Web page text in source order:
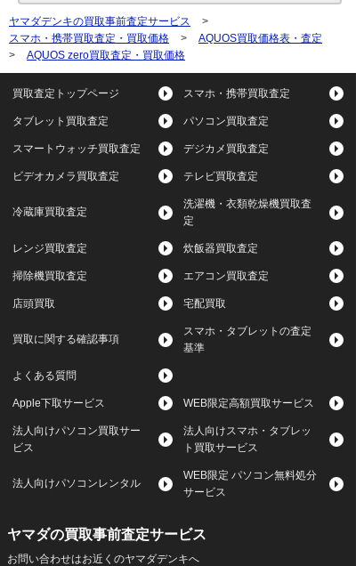
ヤマダデンキの買取事前査定サービス
>
スマホ・携帯買取査定・買取価格
>
AQUOS買取価格表・査定
>
AQUOS zero買取査定・買取価格
買取査定トップページ スマホ・携帯買取査定
タブレット買取査定 パソコン買取査定
スマートウォッチ買取査定 デジカメ買取査定
ビデオカメラ買取査定 テレビ買取査定
冷蔵庫買取査定
洗濯機・衣類乾燥機買取査
定
レンジ買取査定 炊飯器買取査定
掃除機買取査定 エアコン買取査定
店頭買取 宅配買取
買取に関する確認事項
スマホ・タブレットの査定
基準
よくある質問
Apple下取サービス WEB限定高額買取サービス
法人向けパソコン買取サー
ビス
法人向けスマホ・タブレッ
ト買取サービス
法人向けパソコンレンタル
WEB限定 パソコン無料処分
サービス
ヤマダの買取事前査定サービス
お問い合わせはお近くのヤマダデンキへ